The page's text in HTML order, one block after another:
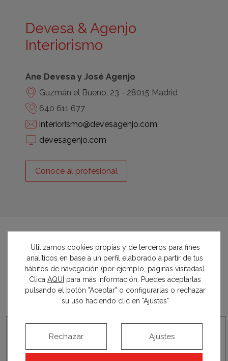
Devesa & Agenjo
Interiorismo
Ane Devesa y José Agenjo
Guzmán el Bueno, 23 - 28015 Madrid
640 611 677
interiorismo@devesagenjo.com
devesagenjo.com
Conoce al profesional
colaboradores
oficiales
Utilizamos cookies propias y de terceros para fines
analíticos en base a un perfil elaborado a partir de tus
hábitos de navegación (por ejemplo, páginas visitadas).
Clica AQUÍ para más información. Puedes aceptarlas
pulsando el botón "Aceptar" o configurarlas o rechazar
su uso haciendo clic en "Ajustes"
Rechazar Ajustes